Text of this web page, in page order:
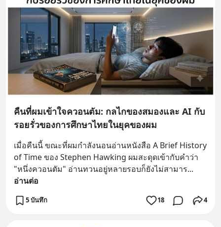
คืนที่ผมเข้าใจควอนตัม: กลไกของสมองและ AI กับ
รอยรั่วของการศึกษาไทยในยุคของผม
เมื่อคืนนี้ ขณะที่ผมกำลังนอนอ่านหนังสือ A Brief History
of Time ของ Stephen Hawking ผมสะดุดเข้ากับคำว่า
"หนึ่งควอนตัม" อ่านทวนอยู่หลายรอบก็ยังไม่สามาร
อ่านต่อ
5 บันทึก 18 4